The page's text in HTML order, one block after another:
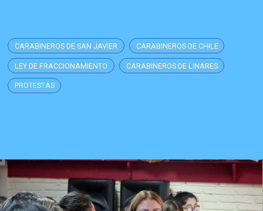
CARABINEROS DE SAN JAVIER CARABINEROS DE CHILE
LEY DE FRACCIONAMIENTO CARABINEROS DE LINARES
PROTESTAS